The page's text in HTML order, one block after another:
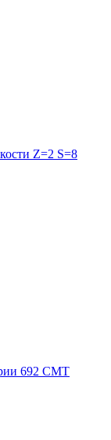
Z=2 S=8
692 CMT